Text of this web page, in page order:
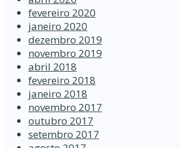
fevereiro 2020
janeiro 2020
dezembro 2019
novembro 2019
abril 2018
fevereiro 2018
janeiro 2018
novembro 2017
outubro 2017
setembro 2017